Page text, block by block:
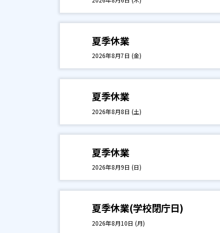
夏季休業
2026年8月7日 (金)
夏季休業
2026年8月8日 (土)
夏季休業
2026年8月9日 (日)
夏季休業(学校閉庁日)
2026年8月10日 (月)